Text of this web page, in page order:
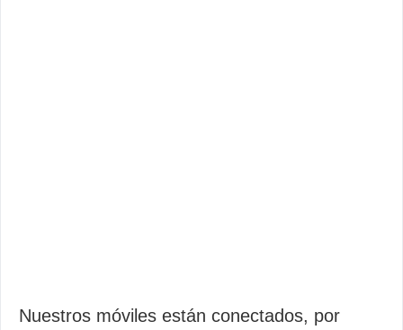
Nuestros móviles están conectados, por